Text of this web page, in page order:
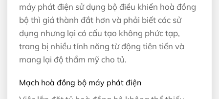
máy phát điện sử dụng bộ điều khiển hoà đồng
bộ thì giá thành đắt hơn và phải biết các sử
dụng nhưng lại có cấu tạo không phức tạp,
trang bị nhiều tính năng từ động tiên tiến và
mang lại độ thẩm mỹ cho tủ.
Mạch hoà đồng bộ máy phát điện